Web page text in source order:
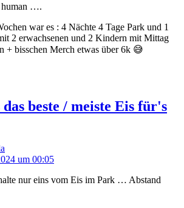
human ….
war es : 4 Nächte 4 Tage Park und 1
2 erwachsenen und 2 Kindern mit Mittag
+ bisschen Merch etwas über 6k 😅
beste / meiste Eis für's
um 00:05
nur eins vom Eis im Park … Abstand